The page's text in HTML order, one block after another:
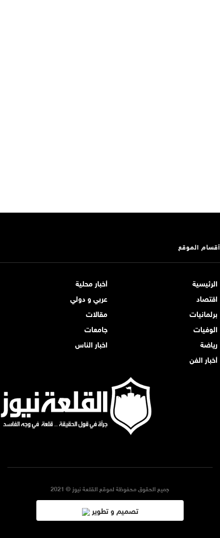
أقسام الموقع
الرئيسية
أخبار محلية
اقتصاد
عربي و دولي
برلمانيات
مقالات
الوفيات
جامعات
رياضة
اخبار الناس
أخبار الفن
جميع الحقوق محفوظة لموقع القلعة نيوز © 2021
تصميم و تطوير